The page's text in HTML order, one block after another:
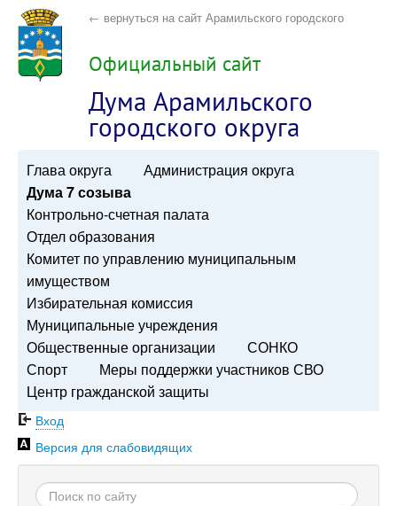
← вернуться на сайт Арамильского городского
округа
Официальный сайт
Дума Арамильского
городского округа
Глава округа
Администрация округа
Дума 7 созыва
Контрольно-счетная палата
Отдел образования
Комитет по управлению муниципальным
имуществом
Избирательная комиссия
Муниципальные учреждения
Общественные организации
СОНКО
Спорт
Меры поддержки участников СВО
Центр гражданской защиты
Вход
Версия для слабовидящих